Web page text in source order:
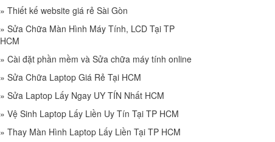
» Thiết kế website giá rẻ Sài Gòn
» Sửa Chữa Màn Hình Máy Tính, LCD Tại TP
HCM
» Cài đặt phần mềm và Sửa chữa máy tính online
» Sửa Chữa Laptop Giá Rẻ Tại HCM
» Sửa Laptop Lấy Ngay UY TÍN Nhất HCM
» Vệ Sinh Laptop Lấy Liền Uy Tín Tại TP HCM
» Thay Màn Hình Laptop Lấy Liền Tại TP HCM